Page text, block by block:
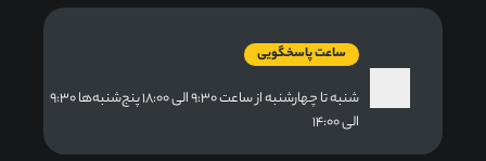
ساعت پاسخگویی
شنبه تا چهارشنبه از ساعت ۹:۳۰ الی ۱۸:۰۰ پنج‌شنبه‌ها ۹:۳۰
الی ۱۴:۰۰